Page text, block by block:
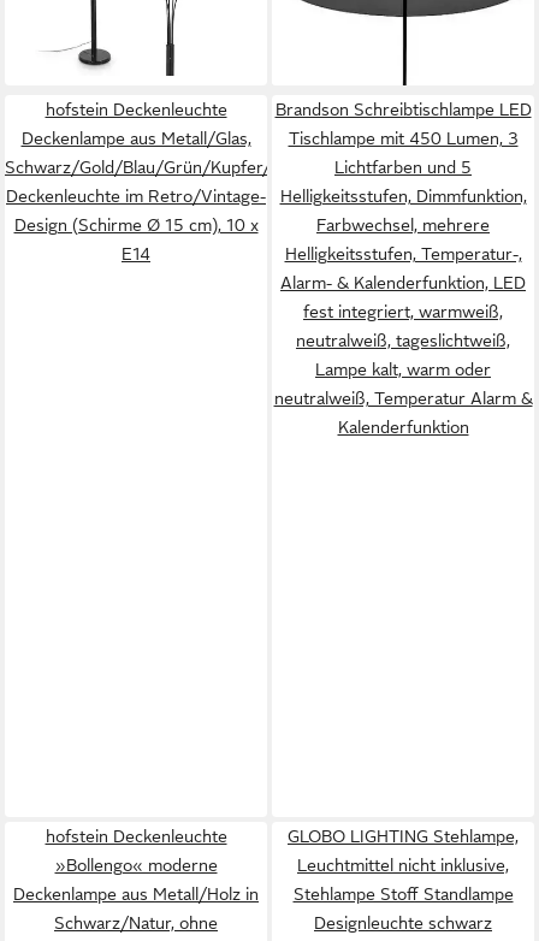
E14, Leuchtenköpfe
verstellbar, An- / Ausschalter
lieferbar - in 2-3 Werktagen bei dir
dimmbar, Fernbedienung,
lieferbar - in 3-4 Werktagen bei dir
hofstein Deckenleuchte
Deckenlampe aus Metall/Glas,
Schwarz/Gold/Blau/Grün/Kupfer/Chrom/Rauch,
Deckenleuchte im Retro/Vintage-
Design (Schirme Ø 15 cm), 10 x
E14
Brandson Schreibtischlampe LED
Tischlampe mit 450 Lumen, 3
Lichtfarben und 5
Helligkeitsstufen, Dimmfunktion,
Farbwechsel, mehrere
Helligkeitsstufen, Temperatur-,
Alarm- & Kalenderfunktion, LED
fest integriert, warmweiß,
neutralweiß, tageslichtweiß,
Lampe kalt, warm oder
neutralweiß, Temperatur Alarm &
Kalenderfunktion
hofstein Deckenleuchte
»Bollengo« moderne
Deckenlampe aus Metall/Holz in
Schwarz/Natur, ohne
GLOBO LIGHTING Stehlampe,
Leuchtmittel nicht inklusive,
Stehlampe Stoff Standlampe
Designleuchte schwarz